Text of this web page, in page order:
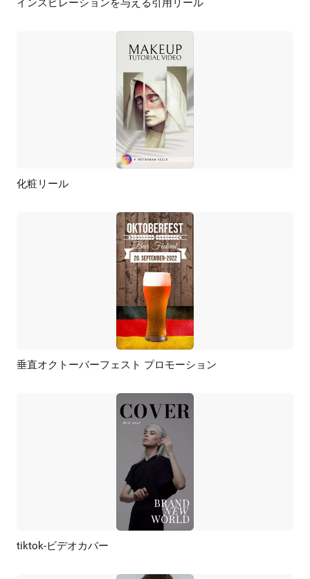
プレビュー カスタマイズ
インスピレーションを与える引用リール
化粧リール
プレビュー AI再生成
垂直オクトーバーフェスト プロモーション
プレビュー
tiktok-ビデオカバー